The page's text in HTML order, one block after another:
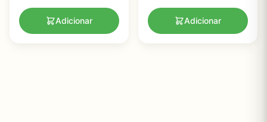
Adicionar Adicionar